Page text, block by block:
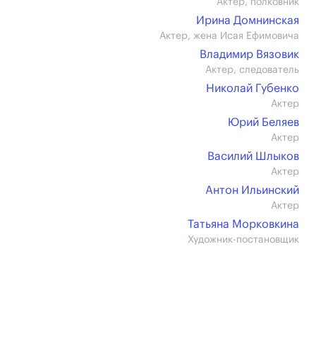
Актер, полковник
Ирина Домнинская
Актер, жена Исая Ефимовича
Владимир Вязовик
Актер, следователь
Николай Губенко
Актер
Юрий Беляев
Актер
Василий Шлыков
Актер
Антон Ильинский
Актер
Татьяна Морковкина
Художник-постановщик